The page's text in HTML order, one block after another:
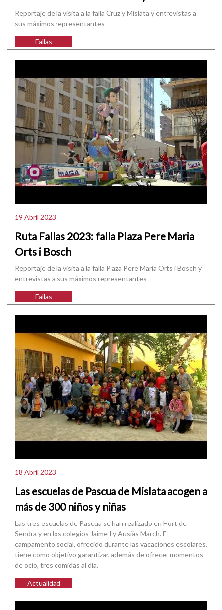
Reportaje de la visita a la falla Cruz y Mislata y entrevistas a
sus máximos representantes
Fallas
19 Abril 2023
Ruta Fallas 2023: falla Plaza Pere Maria
Orts i Bosch
Reportaje de la visita a la falla Plaza Pere Maria Orts i Bosch y
entrevistas a sus máximos representantes
Fallas
18 Abril 2023
Las escuelas de Pascua de Mislata acogen a
más de 300 niños y niñas
Las tres escuelas de Pascua se han realizado en Hort de
Sendra y en los colegios Jaime I y Ausiàs March. El
campamento social, ofrecido durante las vacaciones escolares,
tiene como objetivo garantizar, además de ofrecer momentos
de ocio, tres comidas al día.
Actualidad